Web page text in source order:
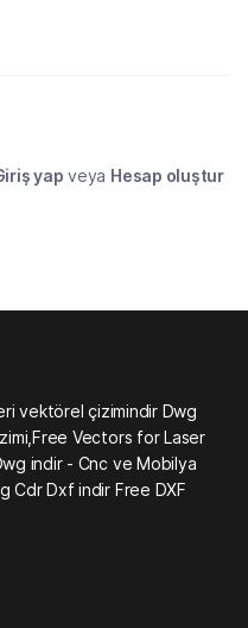
yap veya Hesap oluştur
vektörel çizimindir Dwg
Vectors for Laser
indir - Cnc ve Mobilya
Cdr Dxf indir Free DXF